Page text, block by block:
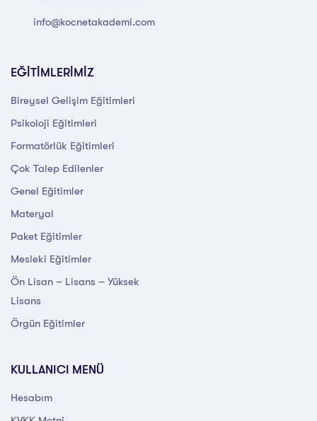
info@kocnetakademi.com
EĞİTİMLERİMİZ
Bireysel Gelişim Eğitimleri
Psikoloji Eğitimleri
Formatörlük Eğitimleri
Çok Talep Edilenler
Genel Eğitimler
Materyal
Paket Eğitimler
Mesleki Eğitimler
Ön Lisan – Lisans – Yüksek
Lisans
Örgün Eğitimler
KULLANICI MENÜ
Hesabım